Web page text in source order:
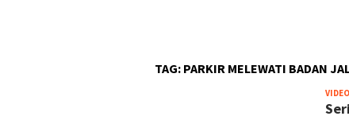
TAG: PARKIR MELEWATI BADAN
VIDEO